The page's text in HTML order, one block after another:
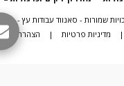
סאנווד עבודות עץ -
מדיניות פרטיות | הצהרת